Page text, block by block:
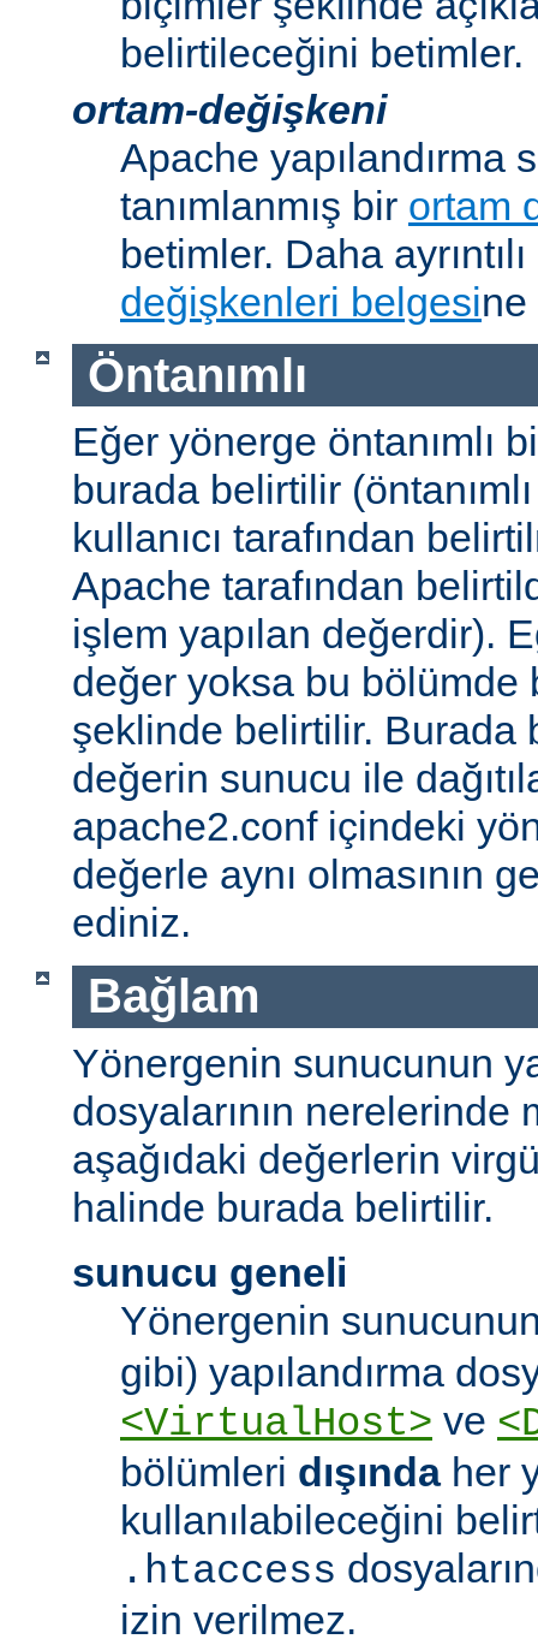
belirtileceğini betimler.
ortam-değişkeni
Apache yapılandırma
tanımlanmış bir ortam
betimler. Daha
değişkenleri belgesine
Öntanımlı
Eğer yönerge öntanımlı
burada belirtilir
kullanıcı tarafından
Apache tarafından
işlem yapılan değerdir).
değer yoksa bu bölümde
şeklinde belirtilir. Burada
değerin sunucu ile
apache2.conf içindeki
değerle aynı olmasının
ediniz.
Bağlam
Yönergenin sunucunun
dosyalarının
aşağıdaki değerlerin
halinde burada belirtilir.
sunucu geneli
Yönergenin
gibi) yapılandırma
<VirtualHost> ve
bölümleri dışındaher
kullanılabileceğini
.htaccess
izin verilmez.